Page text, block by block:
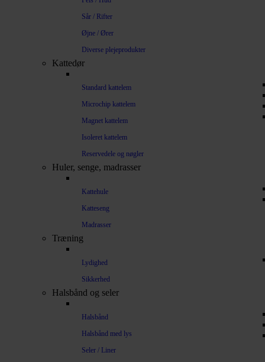
Sår / Rifter
Øjne / Ører
Diverse plejeprodukter
Kattedør
Standard kattelem
Microchip kattelem
Magnet kattelem
Isoleret kattelem
Reservedele og nøgler
Huler, senge, madrasser
Kattehule
Katteseng
Madrasser
Træning
Lydighed
Sikkerhed
Halsbånd og seler
Halsbånd
Halsbånd med lys
Seler / Liner